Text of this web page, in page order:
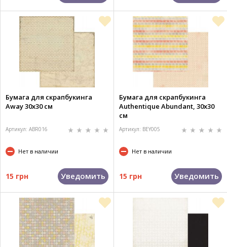
Бумага для скрапбукинга
Away 30х30 см
Артикул: ABR016
Нет в наличии
15 грн Уведомить
Бумага для скрапбукинга
Authentique Abundant, 30х30
см
Артикул: BEY005
Нет в наличии
15 грн Уведомить